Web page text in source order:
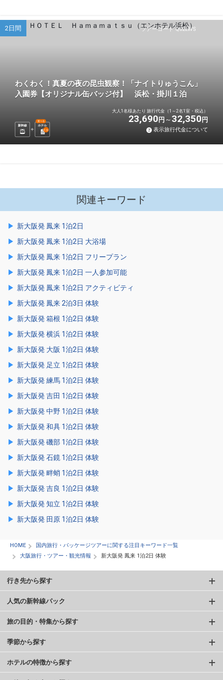
ツアーコード Q02LWS
2日間
わくわく！真夏の夜の昆虫観察！「ナイトりゅうこん」
入園券【オリジナル缶バッジ付】 浜松・掛川１泊
新幹線 ホテル
選べる
1 泊
大人1名様あたり 旅行代金（1～2名1室・税込）
23,690 円 32,350 円
表示旅行代金について
関連キーワード
新大阪発 鳳来 1泊2日
新大阪発 鳳来 1泊2日 大浴場
新大阪発 鳳来 1泊2日 フリープラン
新大阪発 鳳来 1泊2日 一人参加可能
新大阪発 鳳来 1泊2日 アクティビティ
新大阪発 鳳来 2泊3日 体験
新大阪発 箱根 1泊2日 体験
新大阪発 横浜 1泊2日 体験
新大阪発 大阪 1泊2日 体験
新大阪発 足立 1泊2日 体験
新大阪発 練馬 1泊2日 体験
新大阪発 吉田 1泊2日 体験
新大阪発 中野 1泊2日 体験
新大阪発 和具 1泊2日 体験
新大阪発 磯部 1泊2日 体験
新大阪発 石鏡 1泊2日 体験
新大阪発 畔蛸 1泊2日 体験
新大阪発 吉良 1泊2日 体験
新大阪発 知立 1泊2日 体験
新大阪発 田原 1泊2日 体験
HOME
国内旅行・パッケージツアーに関する注目キーワード一覧
大阪旅行・ツアー・観光情報
新大阪発 鳳来 1泊2日 体験
行き先から探す
人気の新幹線パック
旅の目的・特集から探す
季節から探す
ホテルの特徴から探す